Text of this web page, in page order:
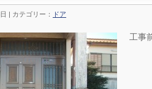
| カテゴリー： ドア
工事